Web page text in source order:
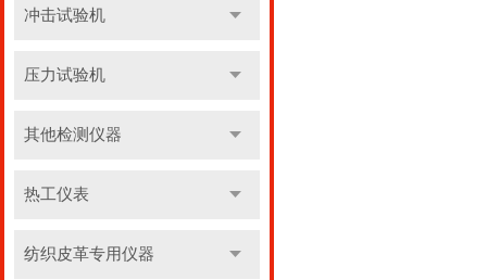
冲击试验机
压力试验机
其他检测仪器
热工仪表
纺织皮革专用仪器